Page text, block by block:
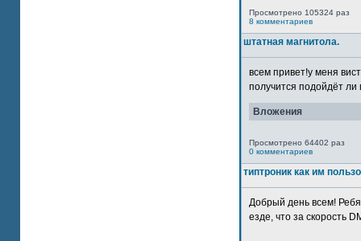
Просмотрено 105324 раз
8 комментариев
штатная магнитола.
всем привет!у меня
получится подойдёт ли
Вложения
Просмотрено 64402 раз
0 комментариев
типтроник как им
Добрый день всем!
езде, что за скорость